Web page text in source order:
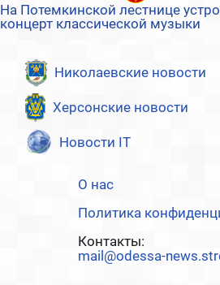
На Потемкинской лестнице
концерт классической музыки
Николаевские новости
Херсонские новости
Новости IT
О нас
Политика
Контакты:
mail@odessa-